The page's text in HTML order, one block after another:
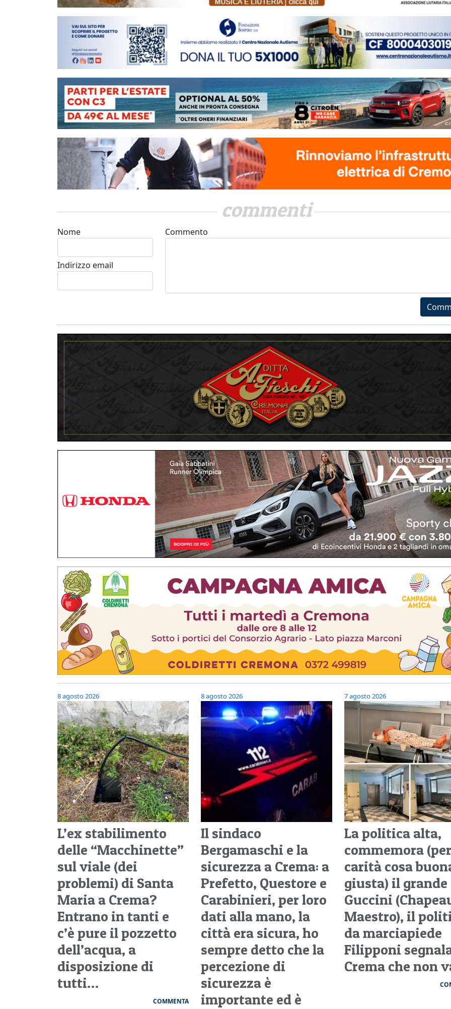
commenti
Nome
Indirizzo email
Commento
8 agosto 2026
L’ex stabilimento
delle “Macchinette”
sul viale (dei
problemi) di Santa
Maria a Crema?
Entrano in tanti e
c’è pure il pozzetto
dell’acqua, a
disposizione di
tutti…
COMMENTA
8 agosto 2026
Il sindaco
Bergamaschi e la
sicurezza a Crema: a
Prefetto, Questore e
Carabinieri, per loro
dati alla mano, la
città era sicura, ho
sempre detto che la
percezione di
sicurezza è
importante ed è
7 agosto 2026
La politica alta,
commemora (per
carità cosa
giusta) il grande
Guccini
Maestro), il
da marciapiede
Filipponi
Crema che non